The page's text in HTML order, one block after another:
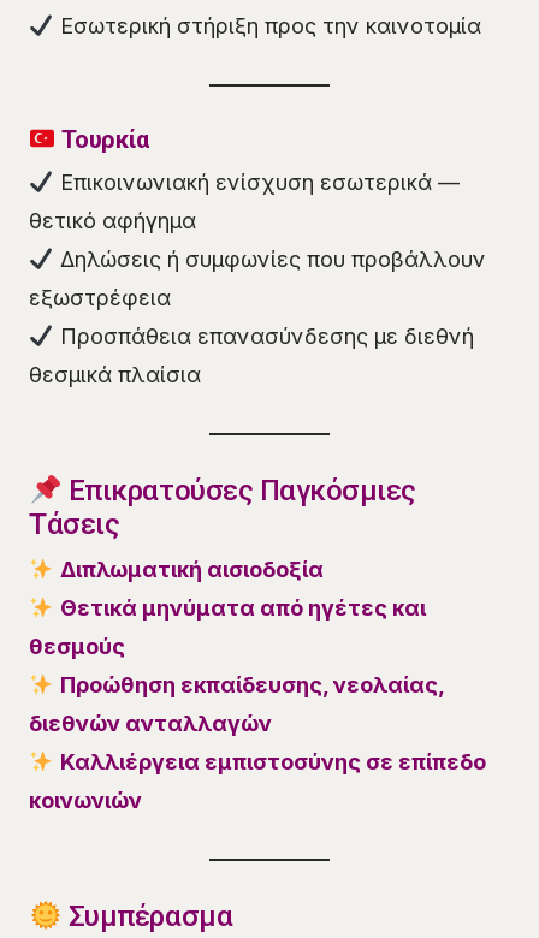
Εσωτερική στήριξη προς την καινοτομία
Τουρκία
Επικοινωνιακή ενίσχυση εσωτερικά —
θετικό αφήγημα
Δηλώσεις ή συμφωνίες που προβάλλουν
εξωστρέφεια
Προσπάθεια επανασύνδεσης με διεθνή
θεσμικά πλαίσια
Επικρατούσες Παγκόσμιες
Τάσεις
Διπλωματική αισιοδοξία
Θετικά μηνύματα από ηγέτες και
θεσμούς
Προώθηση εκπαίδευσης, νεολαίας,
διεθνών ανταλλαγών
Καλλιέργεια εμπιστοσύνης σε επίπεδο
κοινωνιών
Συμπέρασμα